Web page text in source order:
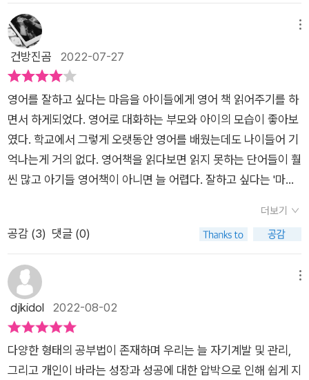
각된다. 이 책은 다양한 방면에서 영어를 공부하는 비법을 다루
고 있지만 그와 동시에 어떻게 하면 좀더 근본적인 방법으로 영어
를 공부하고 좀더 재미있게 영어를 공부할 수 있는지, 그리고 지
속 가능한 영어 공부에 대한 이야기를 하고 있다는 점이 좋다. 이
제 시작하는 초보자를 위한 조언에서부터 어느 정도 수준에 이르
렀고 더 높은 단계로 나아가길 바라는 영어 고수를 위해 여전히
진화하는 영어에 대한 이야기를 담아낸 것만 봐도 영어라는 언어
에 대한 저자의 애정과 지속적인 공부법을 통한 전반적인 영어 공
부 로드맵을 제시하고자 하는 저자의 노력이 엿보이는 책이라고
먼저 읽기 보다는 처음부터 끝까지 읽어가며 자신의 수준과 평소
공부법을 체크하고 겉멋 영어 공부를 하고 있었다면 이 책을 통해
제대로 시작해보자. - 출판사에서 도서를 제공받아 본인의 주관
적인 견해에 의하여 리뷰를 작성했습니다.
정복할 수 없어 구슬픈 '어쩌다 통역사'다. 오랜 시간 '영어공부의
왕도'를 찾기 위해 고군분투하고 있다. 이 책은 그러한 노력의 발
자취이기도 하다. (책날개 발췌)​독자 여러분도 이제 '겉멋 영어'를
진짜 영어 실력으로 멋지게 변신시켜줄 '방구석 어학연수 프로젝
고 싶다는 생각이 뭉게뭉게 피어날 것입니다. 늦은 때란 없습니
다. 이 책을 통해 '영어공부의 왕도'에 대한 힌트를 얻기를 바랍니
다. (11쪽)​이 책은 총 5부로 구성된다. 프롤로그 '올바른 영어공부
로 겉멋 영어를 극복하라'를 시작으로, 1부 '영어, 그거 그렇게 하
는 거 아닌데', 2부 '덕질로 시작하는 영어공부', 3부 '뻔하지만 그
래도 시작이 반이다', 4부 '영어 고수로 한 걸음 더 나아가기', 5부
'그들은 어떻게 영어 고수가 되었을까?'로 이어진다. 에필로그 '영
츠'로 마무리된다. ​​​이 책에서는 한국인이 영어를 공부하는 분위기
에 대한 기본적인 것부터 짚어보고 시작한다.​다들 그런 분위기에
서 공부했고, 그게 아니라고 생각하며 어른이 되었다. 다음 세대
의 아이들은 우리와는 달라야한다는 생각에 영어유치원을 보내
고 있다. ​저자는 최근에 영어유치원에서 주최한 학부모 간담회에
간 적이 있는데, 거기에서 느낀 이야기를 들려준다. ​호주식 영어
건방진곰 2022-07-27
영어를 잘하고 싶다는 마음을 아이들에게 영어 책 읽어주기를 하
면서 하게되었다. 영어로 대화하는 부모와 아이의 모습이 좋아보
였다. 학교에서 그렇게 오랫동안 영어를 배웠는데도 나이들어 기
억나는게 거의 없다. 영어책을 읽다보면 읽지 못하는 단어들이 훨
씬 많고 아기들 영어책이 아니면 늘 어렵다. 잘하고 싶다는 '마음
도전해보지만 오래가지 못한다. 영어를 잘하고 싶다면 먼저 어렵
다고 생각하지 말라고 하더라. 근데 그게 참 쉽지 않다. '내가 정복
들에게는 '영어를 어려운게 아니다. 우리에게 꼭 필요하다. 우리
나라에서의 시장은 너무 좁다. 넓게 보려면 영어를 잘해야한다.'
온갖 달콤한 말들로 영어를 해야하는 이유를 설명하면서 정작 나
공부> 매번 도전하고 실패하기를 반복하면서 이번에는 진짜 마
더보기
공감 (3) 댓글 (0)
djkidol 2022-08-02
다양한 형태의 공부법이 존재하며 우리는 늘 자기계발 및 관리,
그리고 개인이 바라는 성장과 성공에 대한 압박으로 인해 쉽게 지